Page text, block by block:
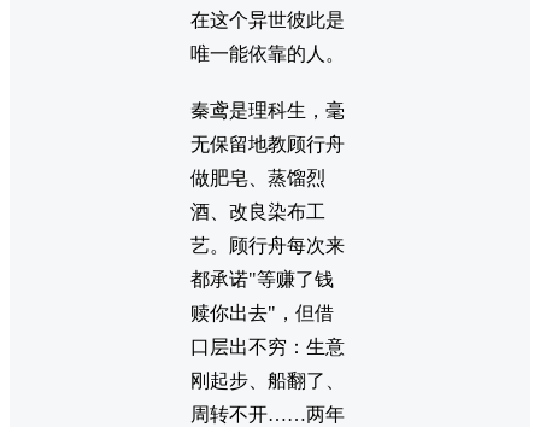
在这个异世彼此是
唯一能依靠的人。
秦鸢是理科生，毫
无保留地教顾行舟
做肥皂、蒸馏烈
酒、改良染布工
艺。顾行舟每次来
都承诺"等赚了钱
赎你出去"，但借
口层出不穷：生意
刚起步、船翻了、
周转不开……两年